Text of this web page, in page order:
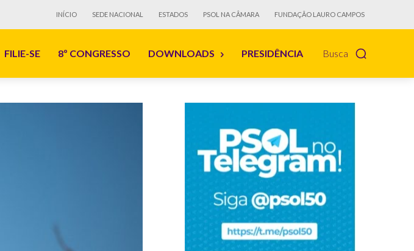
INÍCIO SEDE NACIONAL ESTADOS PSOL NA CÂMARA FUNDAÇÃO LAURO CAMPOS
Busca
FILIE-SE 8º CONGRESSO DOWNLOADS PRESIDÊNCIA